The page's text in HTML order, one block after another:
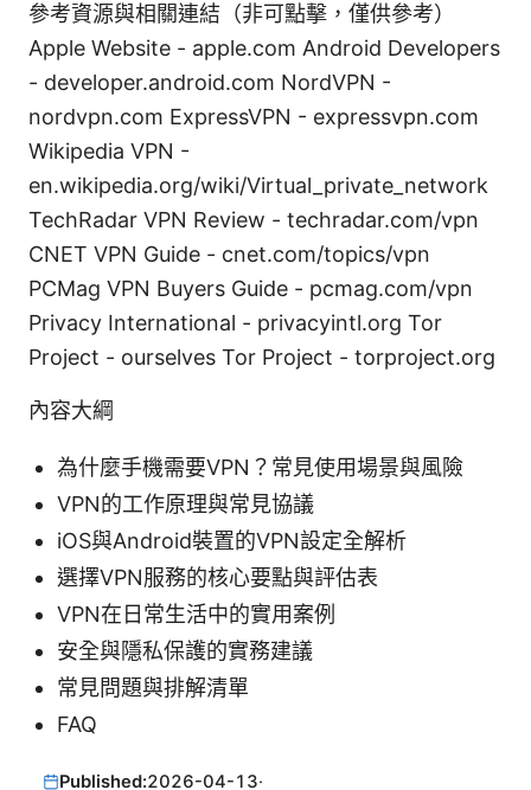
參考資源與相關連結（非可點擊，僅供參考）
Apple Website - apple.com Android Developers
- developer.android.com NordVPN -
nordvpn.com ExpressVPN - expressvpn.com
Wikipedia VPN -
en.wikipedia.org/wiki/Virtual_private_network
TechRadar VPN Review - techradar.com/vpn
CNET VPN Guide - cnet.com/topics/vpn
PCMag VPN Buyers Guide - pcmag.com/vpn
Privacy International - privacyintl.org Tor
Project - ourselves Tor Project - torproject.org
內容大綱
為什麼手機需要VPN？常見使用場景與風險
VPN的工作原理與常見協議
iOS與Android裝置的VPN設定全解析
選擇VPN服務的核心要點與評估表
VPN在日常生活中的實用案例
安全與隱私保護的實務建議
常見問題與排解清單
FAQ
Published:2026-04-13·